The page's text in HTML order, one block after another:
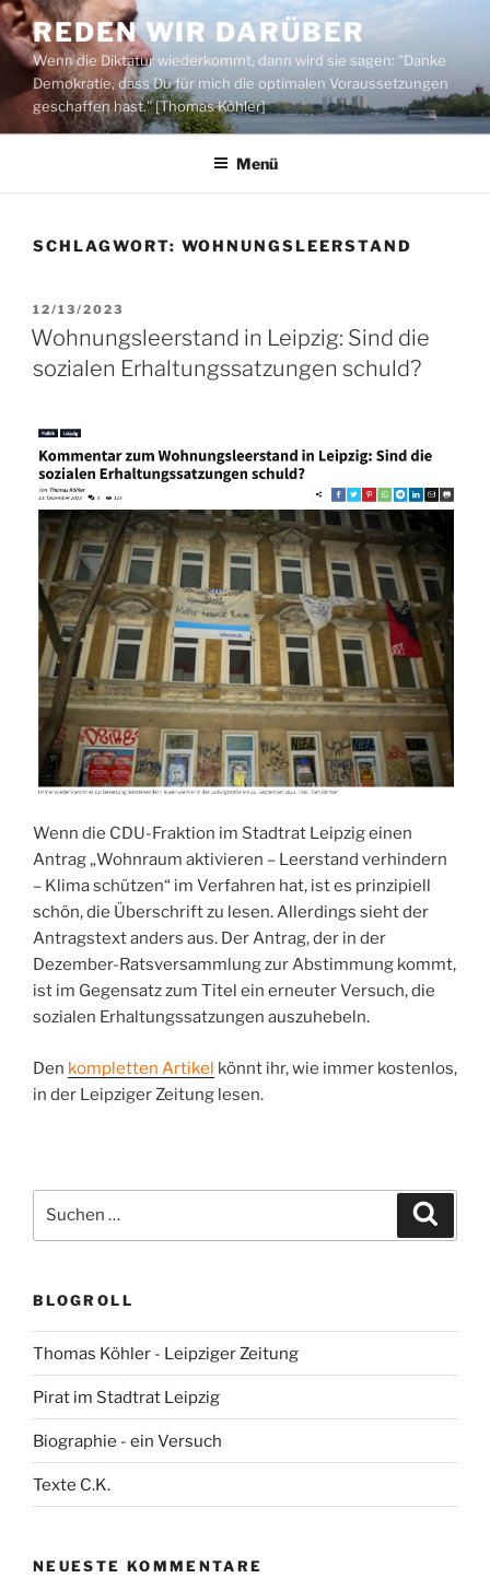
Zum
Inhalt
springen
REDEN WIR DARÜBER
Wenn die Diktatur wiederkommt, dann wird sie sagen: "Danke
Demokratie, dass Du für mich die optimalen Voraussetzungen
geschaffen hast." [Thomas Köhler]
Menü
SCHLAGWORT: WOHNUNGSLEERSTAND
VERÖFFENTLICHT
AM
12/13/2023
Wohnungsleerstand in Leipzig: Sind die
sozialen Erhaltungssatzungen schuld?
Wenn die CDU-Fraktion im Stadtrat Leipzig einen
Antrag „Wohnraum aktivieren – Leerstand verhindern
– Klima schützen“ im Verfahren hat, ist es prinzipiell
schön, die Überschrift zu lesen. Allerdings sieht der
Antragstext anders aus. Der Antrag, der in der
Dezember-Ratsversammlung zur Abstimmung kommt,
ist im Gegensatz zum Titel ein erneuter Versuch, die
sozialen Erhaltungssatzungen auszuhebeln.
Den kompletten Artikel könnt ihr, wie immer kostenlos,
in der Leipziger Zeitung lesen.
nach:
BLOGROLL
Thomas Köhler - Leipziger Zeitung
Pirat im Stadtrat Leipzig
Biographie - ein Versuch
Texte C.K.
NEUESTE KOMMENTARE